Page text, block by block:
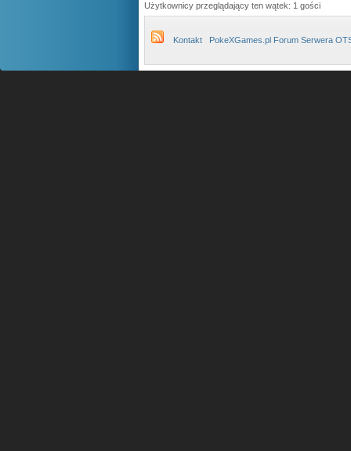
Użytkownicy przeglądający ten wątek: 1 gości
Kontakt PokeXGames.pl Forum Serwera